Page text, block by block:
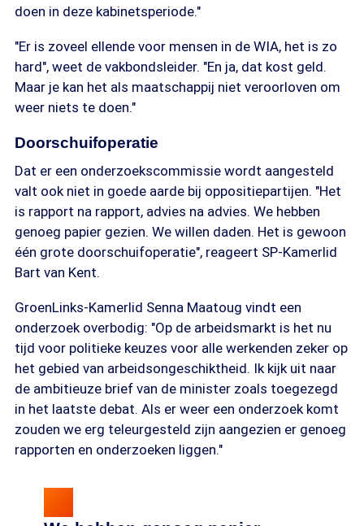
doen in deze kabinetsperiode."
"Er is zoveel ellende voor mensen in de WIA, het is zo
hard", weet de vakbondsleider. "En ja, dat kost geld.
Maar je kan het als maatschappij niet veroorloven om
weer niets te doen."
Doorschuifoperatie
Dat er een onderzoekscommissie wordt aangesteld
valt ook niet in goede aarde bij oppositiepartijen. "Het
is rapport na rapport, advies na advies. We hebben
genoeg papier gezien. We willen daden. Het is gewoon
één grote doorschuifoperatie", reageert SP-Kamerlid
Bart van Kent.
GroenLinks-Kamerlid Senna Maatoug vindt een
onderzoek overbodig: "Op de arbeidsmarkt is het nu
tijd voor politieke keuzes voor alle werkenden zeker op
het gebied van arbeidsongeschiktheid. Ik kijk uit naar
de ambitieuze brief van de minister zoals toegezegd
in het laatste debat. Als er weer een onderzoek komt
zouden we erg teleurgesteld zijn aangezien er genoeg
rapporten en onderzoeken liggen."